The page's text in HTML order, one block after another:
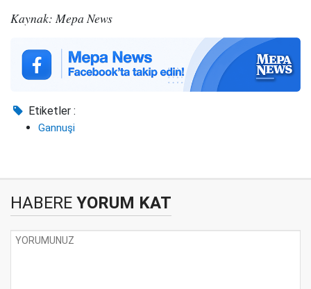
Kaynak: Mepa News
Etiketler :
Gannuşi
HABERE YORUM KAT